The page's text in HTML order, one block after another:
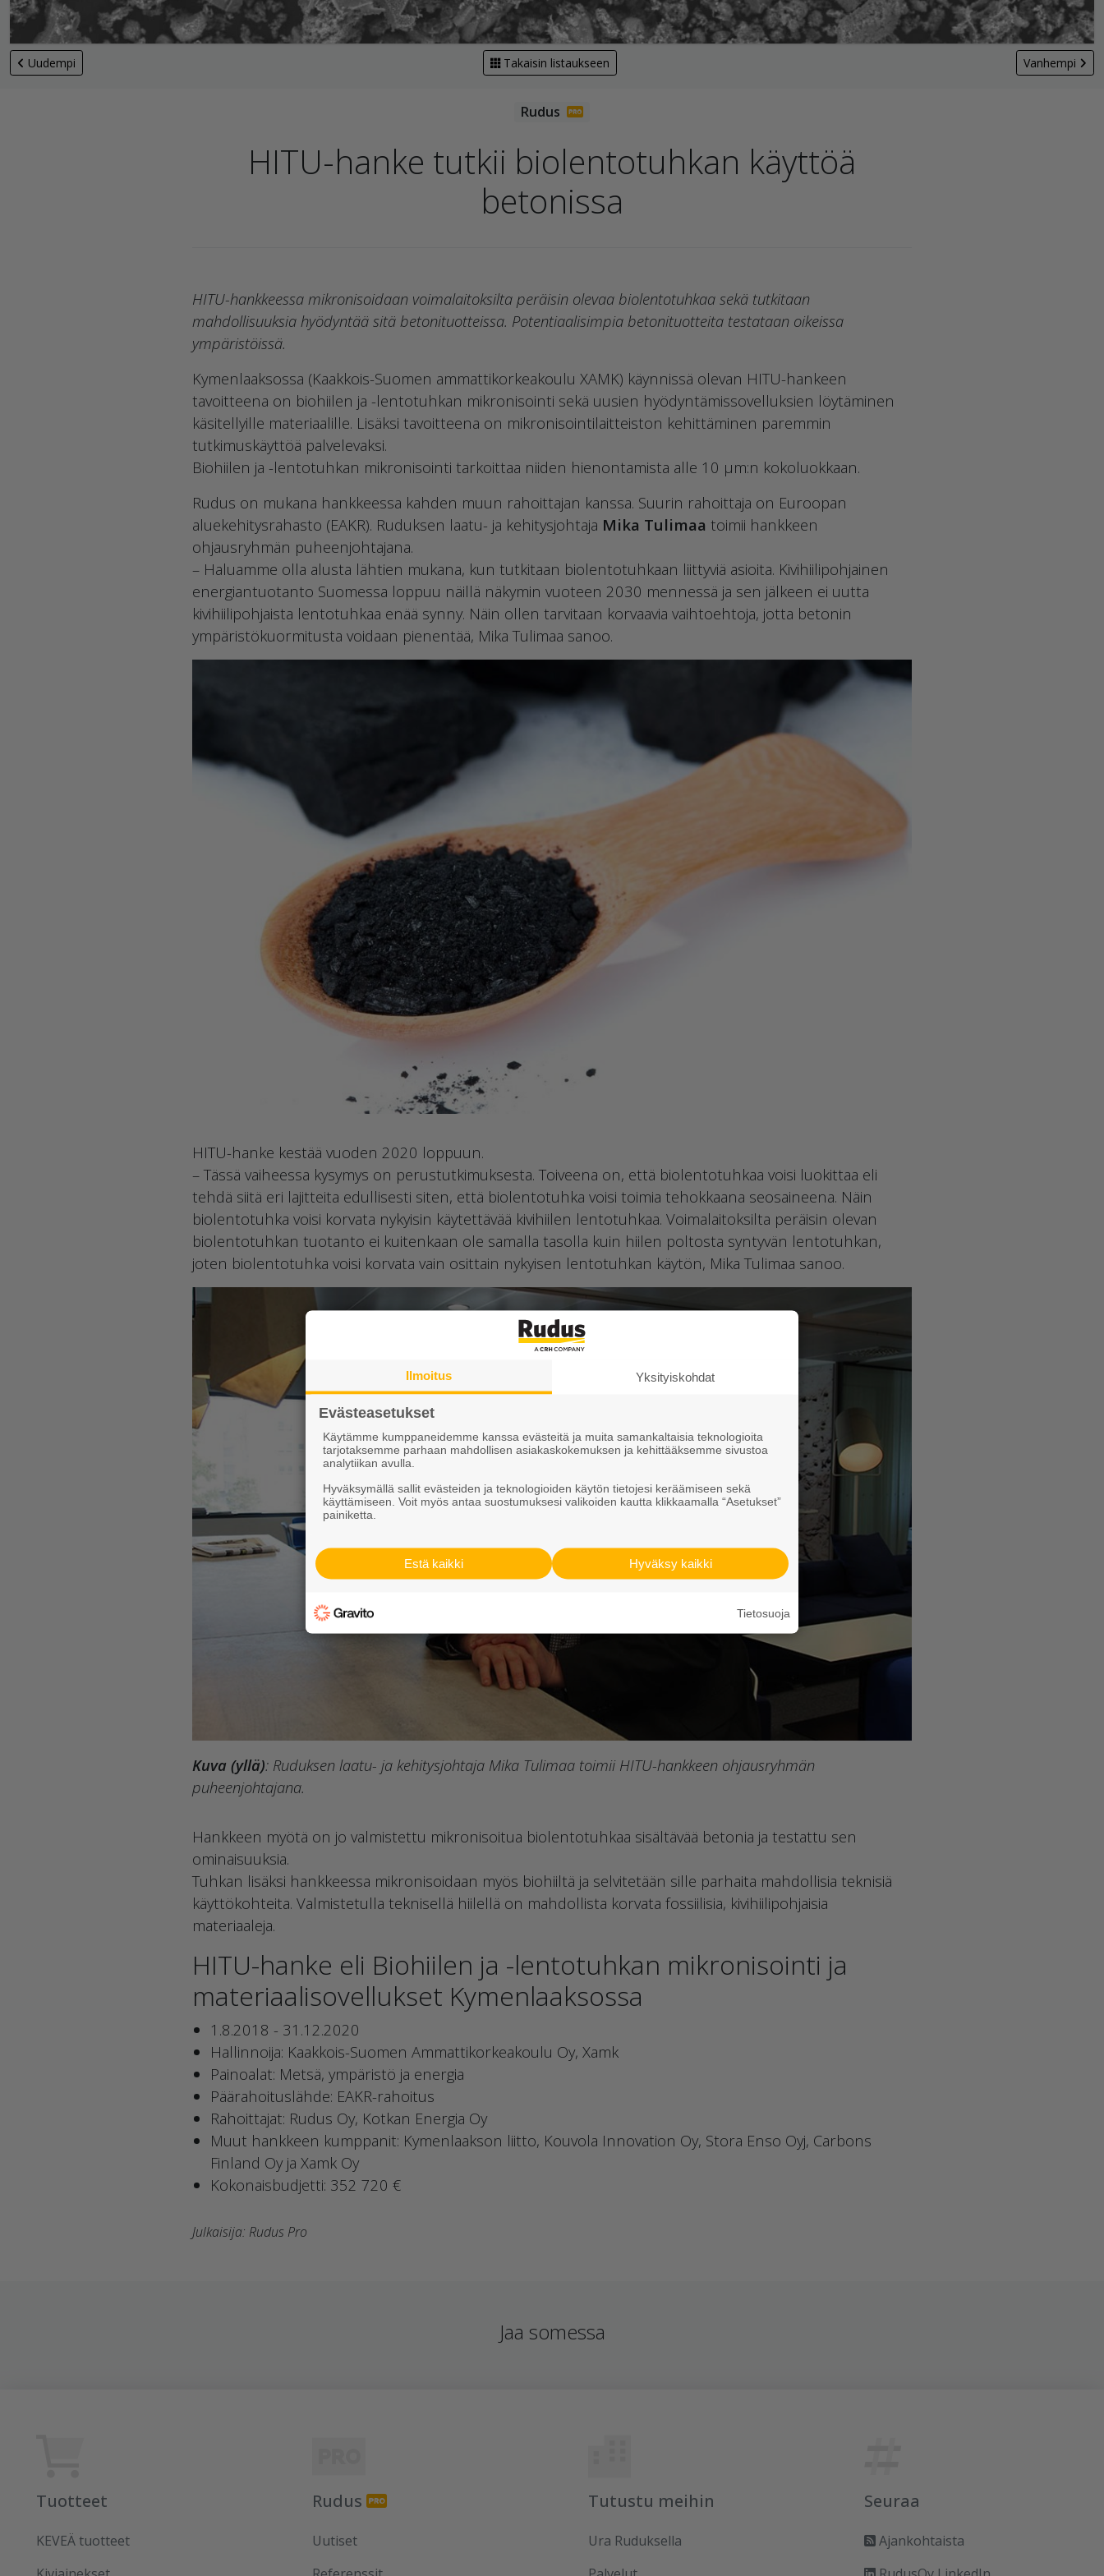
Uudempi Takaisin listaukseen Vanhempi
HITU-hanke tutkii biolentotuhkan käyttöä
betonissa
HITU-hankkeessa mikronisoidaan voimalaitoksilta peräisin olevaa biolentotuhkaa sekä tutkitaan
mahdollisuuksia hyödyntää sitä betonituotteissa. Potentiaalisimpia betonituotteita testataan oikeissa
ympäristöissä.
Kymenlaaksossa (Kaakkois-Suomen ammattikorkeakoulu XAMK) käynnissä olevan HITU-hankeen
tavoitteena on biohiilen ja -lentotuhkan mikronisointi sekä uusien hyödyntämissovelluksien löytäminen
käsitellyille materiaalille. Lisäksi tavoitteena on mikronisointilaitteiston kehittäminen paremmin
tutkimuskäyttöä palvelevaksi.
Biohiilen ja -lentotuhkan mikronisointi tarkoittaa niiden hienontamista alle 10 μm:n kokoluokkaan.
Rudus on mukana hankkeessa kahden muun rahoittajan kanssa. Suurin rahoittaja on Euroopan
aluekehitysrahasto (EAKR). Ruduksen laatu- ja kehitysjohtaja Mika Tulimaa toimii hankkeen
ohjausryhmän puheenjohtajana.
– Haluamme olla alusta lähtien mukana, kun tutkitaan biolentotuhkaan liittyviä asioita. Kivihiilipohjainen
energiantuotanto Suomessa loppuu näillä näkymin vuoteen 2030 mennessä ja sen jälkeen ei uutta
kivihiilipohjaista lentotuhkaa enää synny. Näin ollen tarvitaan korvaavia vaihtoehtoja, jotta betonin
ympäristökuormitusta voidaan pienentää, Mika Tulimaa sanoo.
HITU-hanke kestää vuoden 2020 loppuun.
– Tässä vaiheessa kysymys on perustutkimuksesta. Toiveena on, että biolentotuhkaa voisi luokittaa eli
tehdä siitä eri lajitteita edullisesti siten, että biolentotuhka voisi toimia tehokkaana seosaineena. Näin
biolentotuhka voisi korvata nykyisin käytettävää kivihiilen lentotuhkaa. Voimalaitoksilta peräisin olevan
biolentotuhkan tuotanto ei kuitenkaan ole samalla tasolla kuin hiilen poltosta syntyvän lentotuhkan,
joten biolentotuhka voisi korvata vain osittain nykyisen lentotuhkan käytön, Mika Tulimaa sanoo.
Kuva (yllä): Ruduksen laatu- ja kehitysjohtaja Mika Tulimaa toimii HITU-hankkeen ohjausryhmän
puheenjohtajana.
Hankkeen myötä on jo valmistettu mikronisoitua biolentotuhkaa sisältävää betonia ja testattu sen
ominaisuuksia.
Tuhkan lisäksi hankkeessa mikronisoidaan myös biohiiltä ja selvitetään sille parhaita mahdollisia teknisiä
käyttökohteita. Valmistetulla teknisellä hiilellä on mahdollista korvata fossiilisia, kivihiilipohjaisia
materiaaleja.
HITU-hanke eli Biohiilen ja -lentotuhkan mikronisointi ja
materiaalisovellukset Kymenlaaksossa
1.8.2018 - 31.12.2020
Hallinnoija: Kaakkois-Suomen Ammattikorkeakoulu Oy, Xamk
Painoalat: Metsä, ympäristö ja energia
Päärahoituslähde: EAKR-rahoitus
Rahoittajat: Rudus Oy, Kotkan Energia Oy
Muut hankkeen kumppanit: Kymenlaakson liitto, Kouvola Innovation Oy, Stora Enso Oyj, Carbons
Finland Oy ja Xamk Oy
Kokonaisbudjetti: 352 720 €
Julkaisija: Rudus Pro
Jaa somessa
Tuotteet
KEVEÄ tuotteet
Rudus
Uutiset
Tutustu meihin
Ura Ruduksella
Seuraa
Ajankohtaista
Ilmoitus Yksityiskohdat
Evästeasetukset
Käytämme kumppaneidemme kanssa evästeitä ja muita samankaltaisia teknologioita
tarjotaksemme parhaan mahdollisen asiakaskokemuksen ja kehittääksemme sivustoa
analytiikan avulla.
Hyväksymällä sallit evästeiden ja teknologioiden käytön tietojesi keräämiseen sekä
käyttämiseen. Voit myös antaa suostumuksesi valikoiden kautta klikkaamalla “Asetukset”
painiketta.
Hyväksy kaikki
Estä kaikki
Tietosuoja